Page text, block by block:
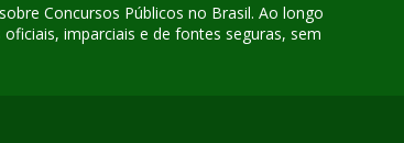
Concursos Públicos no Brasil. Ao longo
imparciais e de fontes seguras, sem